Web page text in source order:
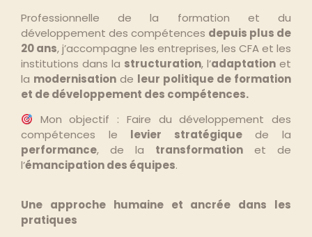
Professionnelle de la formation et du
développement des compétences depuis plus de
20 ans, j’accompagne les entreprises, les CFA et les
institutions dans la structuration, l’adaptation et
la modernisation de leur politique de formation
et de développement des compétences.
Mon objectif : Faire du développement des
compétences le levier stratégiquede la
performance, de la transformation et de
l’émancipation des équipes.
Une approche humaine et ancrée dans les
pratiques